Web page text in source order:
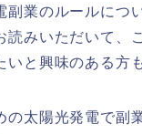
副業のルールにつ
読みいただいて、
と興味のある方
の太陽光発電で副